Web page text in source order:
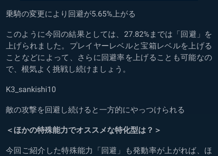
乗騎の変更により回避が5.65%上がる
このように今回の結果としては、27.82%までは「回避」を
上げられました。プレイヤーレベルと宝箱レベルを上げる
ことなどによって、さらに回避率を上げることも可能なの
で、根気よく挑戦し続けましょう。
K3_sankishi10
敵の攻撃を回避し続けると一方的にやっつけられる
＜ほかの特殊能力でオススメな特化型は？＞
今回ご紹介した特殊能力「回避」も発動率が上がれば、ほ